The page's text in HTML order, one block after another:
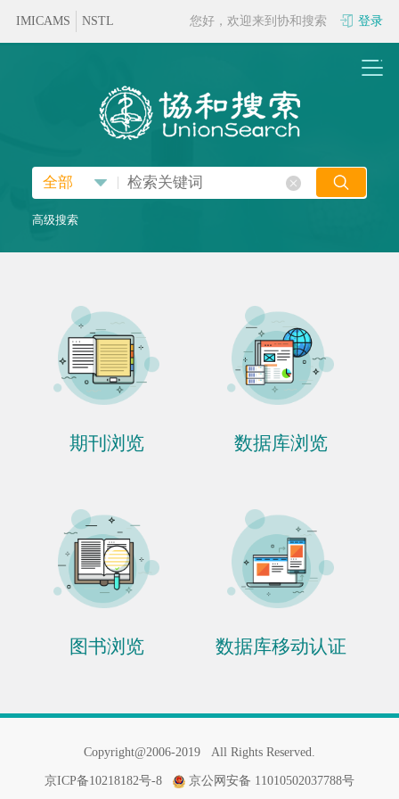
IMICAMS NSTL 登录
您好，欢迎来到协和搜索
全部 |
高级搜索
期刊浏览 数据库浏览
图书浏览 数据库移动认证
Copyright@2006-2019
All Rights Reserved.
京ICP备10218182号-8
京公网安备 11010502037788号